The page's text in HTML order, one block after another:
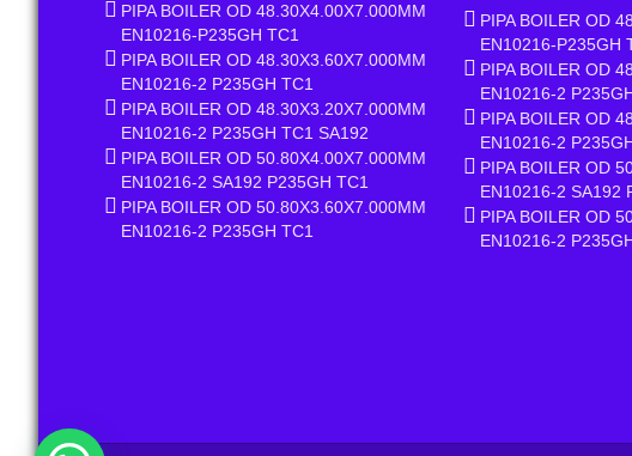
PIPA BOILER OD 48.30X4.00X7.000MM
EN10216-P235GH TC1
PIPA BOILER OD 48.30X3.60X7.000MM
EN10216-2 P235GH TC1
PIPA BOILER OD 48.30X3.20X7.000MM
EN10216-2 P235GH TC1 SA192
PIPA BOILER OD 50.80X4.00X7.000MM
EN10216-2 SA192 P235GH TC1
PIPA BOILER OD 50.80X3.60X7.000MM
EN10216-2 P235GH TC1
PIPA BOILER OD
EN10216-P235GH
PIPA BOILER OD
EN10216-2
PIPA BOILER OD
EN10216-2
PIPA BOILER OD
EN10216-2 SA192
PIPA BOILER OD
EN10216-2